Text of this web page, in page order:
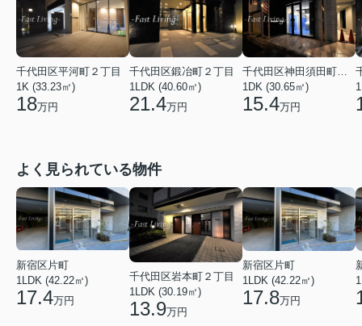
千代田区平河町２丁目
1K (33.23㎡)
18万円
千代田区鍛冶町２丁目
1LDK (40.60㎡)
21.4万円
1DK (30.65㎡)
15.4万円
よく見られている物件
新宿区片町
1LDK (42.22㎡)
17.4万円
千代田区岩本町２丁目
1LDK (30.19㎡)
13.9万円
新宿区片町
1LDK (42.22㎡)
17.8万円